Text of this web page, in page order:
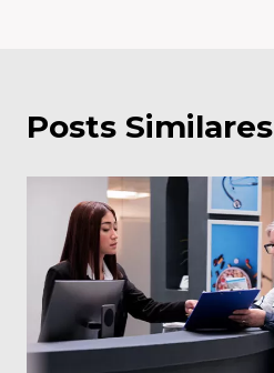
Posts Similares